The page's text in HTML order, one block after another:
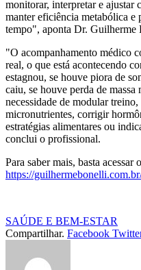
monitorar, interpretar e ajustar
manter eficiência metabólica e
tempo", aponta Dr. Guilherme
"O acompanhamento médico
real, o que está acontecendo
estagnou, se houve piora de
caiu, se houve perda de massa
necessidade de modular
micronutrientes, corrigir
estratégias alimentares ou
conclui o profissional.
Para saber mais, basta
https://
SAÚDE E BEM-ESTAR
Compartilhar. Facebook